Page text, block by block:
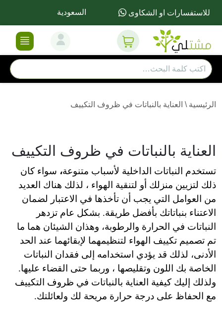
للاستفسارات او الشكاوى السعودية
الرئيسية \ العناية بالنباتات في ظروف التكييف
العناية بالنباتات في ظروف التكييف
تستخدم النباتات الداخلية لأسباب متنوعة، سواء كان
ذلك لتزيين منزلك أو لتنقية الهواء ، لذلك هناك العديد
من العوامل التي يجب أن تأخذها في الاعتبار لضمان
الاعتناء بنباتاتك بأفضل طريقة. بشكل عام تزدهر
النباتات في الحرارة والرطوبة، وهذان الشيئان هما ما
تم تصميم تكييف الهواء لتنظيمهما لإبقائهما عند الحد
الأدنى، لذلك قد يؤدي استخدامه إلى فقدان النباتات
الخاصة بك اللون وتقليصها ، وربما حتى القضاء عليها.
ولذلك إليك كيفية العناية بالنباتات في ظروف التكييف
مع الحفاظ على درجة حرارة مريحة لك ولعائلتك.